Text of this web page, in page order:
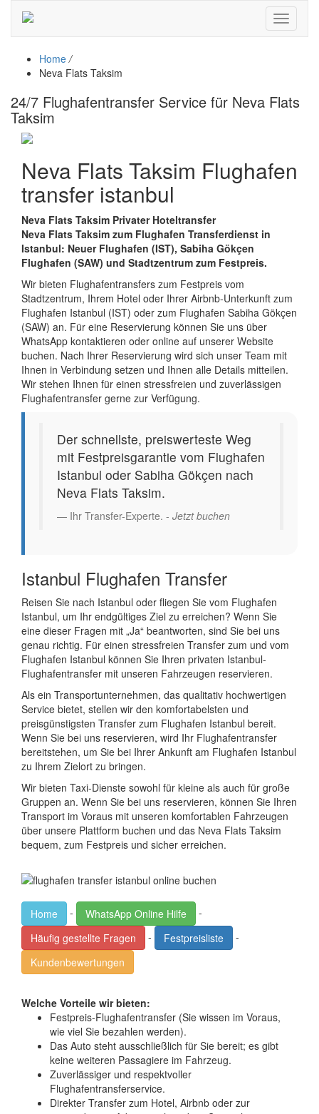
Toggle
Home /
Neva Flats Taksim
24/7 Flughafentransfer Service für Neva Flats
Taksim
Neva Flats Taksim Flughafen
transfer istanbul
Neva Flats Taksim Privater Hoteltransfer
Neva Flats Taksim zum Flughafen Transferdienst in
Istanbul: Neuer Flughafen (IST), Sabiha Gökçen
Flughafen (SAW) und Stadtzentrum zum Festpreis.
Wir bieten Flughafentransfers zum Festpreis vom
Stadtzentrum, Ihrem Hotel oder Ihrer Airbnb-Unterkunft zum
Flughafen Istanbul (IST) oder zum Flughafen Sabiha Gökçen
(SAW) an. Für eine Reservierung können Sie uns über
WhatsApp kontaktieren oder online auf unserer Website
buchen. Nach Ihrer Reservierung wird sich unser Team mit
Ihnen in Verbindung setzen und Ihnen alle Details mitteilen.
Wir stehen Ihnen für einen stressfreien und zuverlässigen
Flughafentransfer gerne zur Verfügung.
Der schnellste, preiswerteste Weg
mit Festpreisgarantie vom Flughafen
Istanbul oder Sabiha Gökçen nach
Neva Flats Taksim.
Ihr Transfer-Experte. - Jetzt buchen
Istanbul Flughafen Transfer
Reisen Sie nach Istanbul oder fliegen Sie vom Flughafen
Istanbul, um Ihr endgültiges Ziel zu erreichen? Wenn Sie
eine dieser Fragen mit „Ja“ beantworten, sind Sie bei uns
genau richtig. Für einen stressfreien Transfer zum und vom
Flughafen Istanbul können Sie Ihren privaten Istanbul-
Flughafentransfer mit unseren Fahrzeugen reservieren.
Als ein Transportunternehmen, das qualitativ hochwertigen
Service bietet, stellen wir den komfortabelsten und
preisgünstigsten Transfer zum Flughafen Istanbul bereit.
Wenn Sie bei uns reservieren, wird Ihr Flughafentransfer
bereitstehen, um Sie bei Ihrer Ankunft am Flughafen Istanbul
zu Ihrem Zielort zu bringen.
Wir bieten Taxi-Dienste sowohl für kleine als auch für große
Gruppen an. Wenn Sie bei uns reservieren, können Sie Ihren
Transport im Voraus mit unseren komfortablen Fahrzeugen
über unsere Plattform buchen und das Neva Flats Taksim
bequem, zum Festpreis und sicher erreichen.
Home - WhatsApp Online Hilfe
-
Häufig gestellte Fragen
- Festpreisliste
-
Kundenbewertungen
Welche Vorteile wir bieten:
Festpreis-Flughafentransfer (Sie wissen im Voraus,
wie viel Sie bezahlen werden).
Das Auto steht ausschließlich für Sie bereit; es gibt
keine weiteren Passagiere im Fahrzeug.
Zuverlässiger und respektvoller
Flughafentransferservice.
Direkter Transfer zum Hotel, Airbnb oder zur